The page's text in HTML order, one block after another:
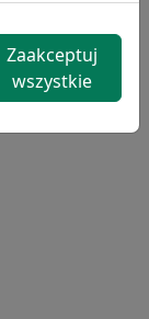
Zaakceptuj
wszystkie